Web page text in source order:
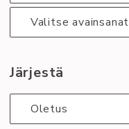
Valitse avainsanat
Järjestä
Oletus